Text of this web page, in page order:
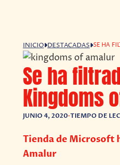
INICIO DESTACADAS SE HA
Se ha
Kingdoms
JUNIO 4, 2020•TIEMPO DE
Tienda de Microsoft
Amalur